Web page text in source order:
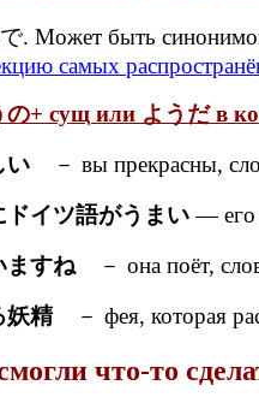
で. Может быть
самых
+ cущ или ようだ в
い － вы прекрасны,
ドイツ語がうまい— его
ますね
－ она поёт,
妖精－ фея, которая
что-то